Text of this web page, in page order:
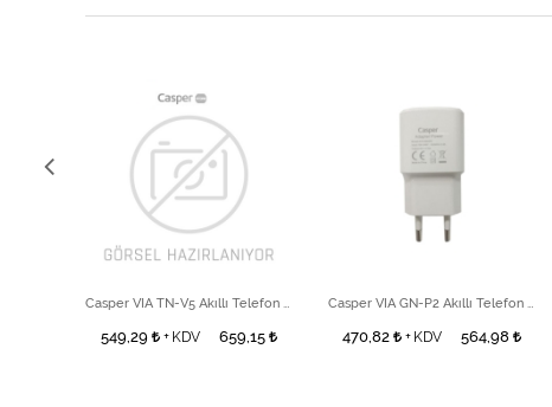
Casper VIA TN-V5 Akıllı Telefon Siyah Adaptör
549,29 + KDV 659,15
Casper VIA GN-P2 Akıllı Telefon Beyaz Adaptör
470,82 + KDV 564,98